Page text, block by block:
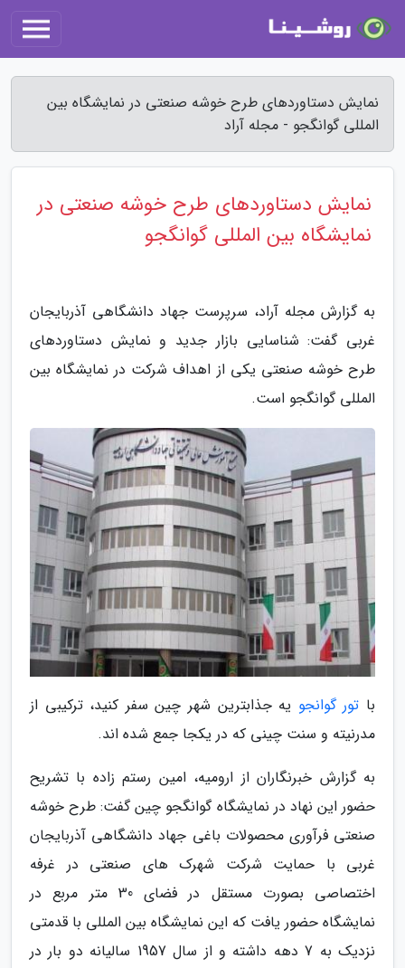
نمایش دستاوردهای طرح خوشه صنعتی در نمایشگاه بین
المللی گوانگجو - مجله آراد
نمایش دستاوردهای طرح خوشه صنعتی در
نمایشگاه بین المللی گوانگجو
به گزارش مجله آراد، سرپرست جهاد دانشگاهی آذربایجان
غربی گفت: شناسایی بازار جدید و نمایش دستاوردهای
طرح خوشه صنعتی یکی از اهداف شرکت در نمایشگاه بین
المللی گوانگجو است.
با تور گوانجو یه جذابترین شهر چین سفر کنید، ترکیبی از
مدرنیته و سنت چینی که در یکجا جمع شده اند.
به گزارش خبرنگاران از ارومیه، امین رستم زاده با تشریح
حضور این نهاد در نمایشگاه گوانگجو چین گفت: طرح خوشه
صنعتی فرآوری محصولات باغی جهاد دانشگاهی آذربایجان
غربی با حمایت شرکت شهرک های صنعتی در غرفه
اختصاصی بصورت مستقل در فضای 30 متر مربع در
نمایشگاه حضور یافت که این نمایشگاه بین المللی با قدمتی
نزدیک به 7 دهه داشته و از سال 1957 سالیانه دو بار در